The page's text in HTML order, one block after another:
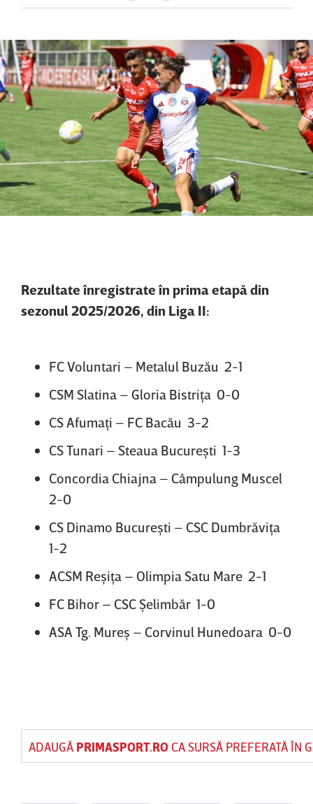
Rezultate înregistrate în prima etapă din
sezonul 2025/2026, din Liga II:
FC Voluntari – Metalul Buzău 2-1
CSM Slatina – Gloria Bistriţa 0-0
CS Afumaţi – FC Bacău 3-2
CS Tunari – Steaua Bucureşti 1-3
Concordia Chiajna – Câmpulung Muscel
2-0
CS Dinamo Bucureşti – CSC Dumbrăviţa
1-2
ACSM Reşiţa – Olimpia Satu Mare 2-1
FC Bihor – CSC Şelimbăr 1-0
ASA Tg. Mureş – Corvinul Hunedoara 0-0
ADAUGĂ PRIMASPORT.ROCA SURSĂ PREFERATĂ ÎN